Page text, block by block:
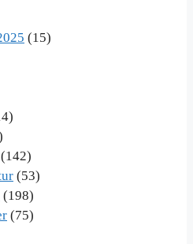
(15)
(142)
(53)
(198)
(75)